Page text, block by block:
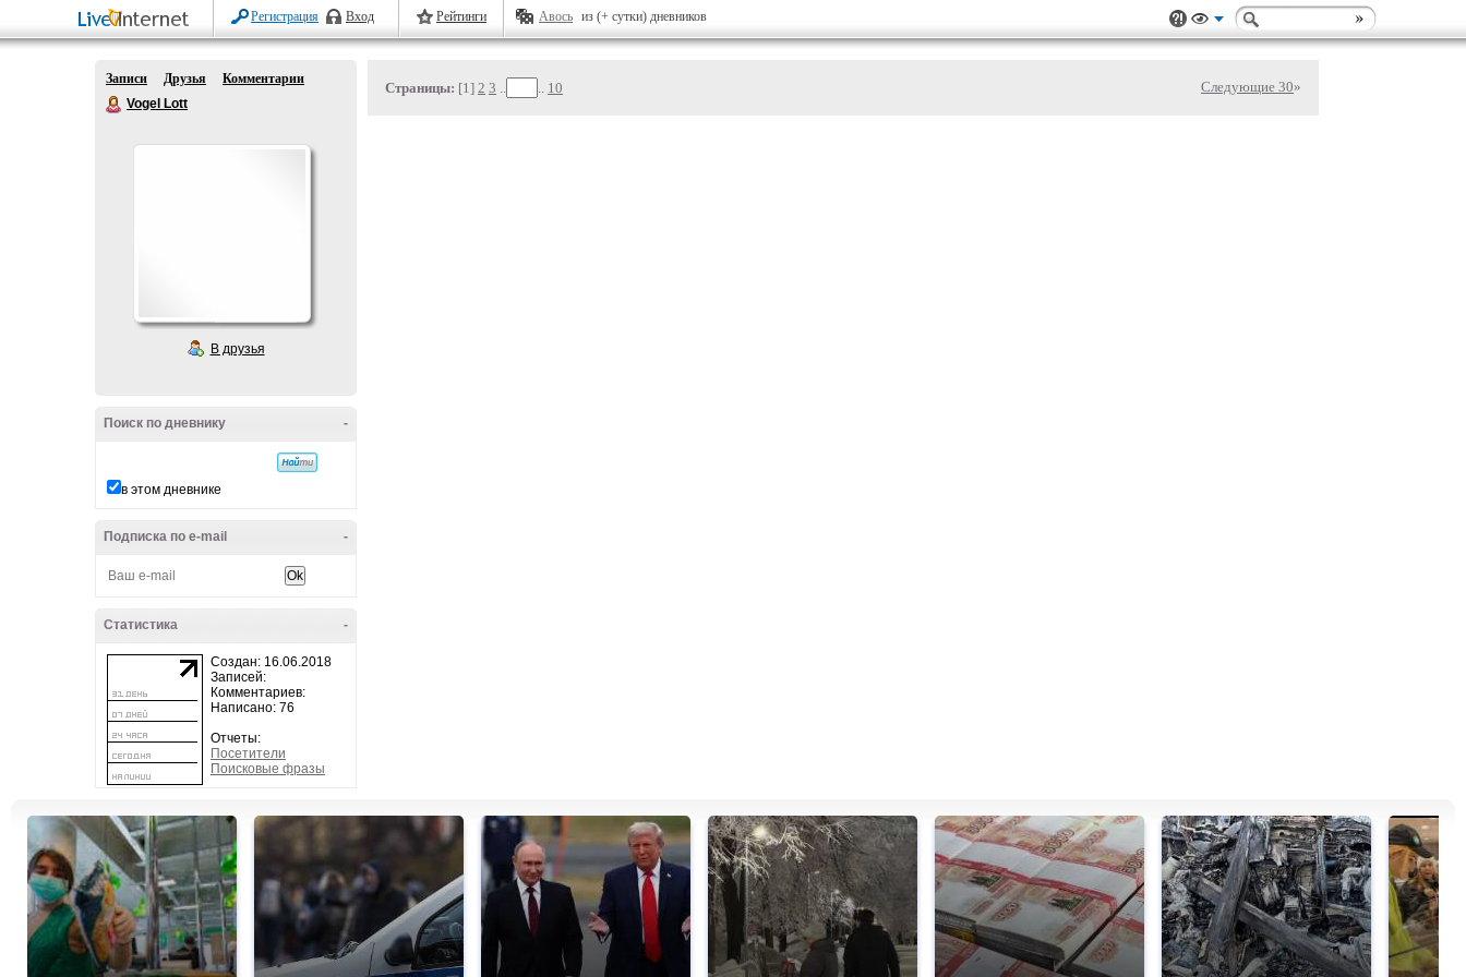
Регистрация Вход Рейтинги Авось из (+ сутки) дневников
Записи Друзья
Комментарии
Vogel Lott
В друзья
-
Поиск по дневнику
в этом дневнике
-
Подписка по e-mail
-
Статистика
Создан: 16.06.2018
Записей:
Комментариев:
Написано: 76
Отчеты:
Посетители
Поисковые фразы
Страницы: [1] 2 3 .. .. 10 Следующие 30»